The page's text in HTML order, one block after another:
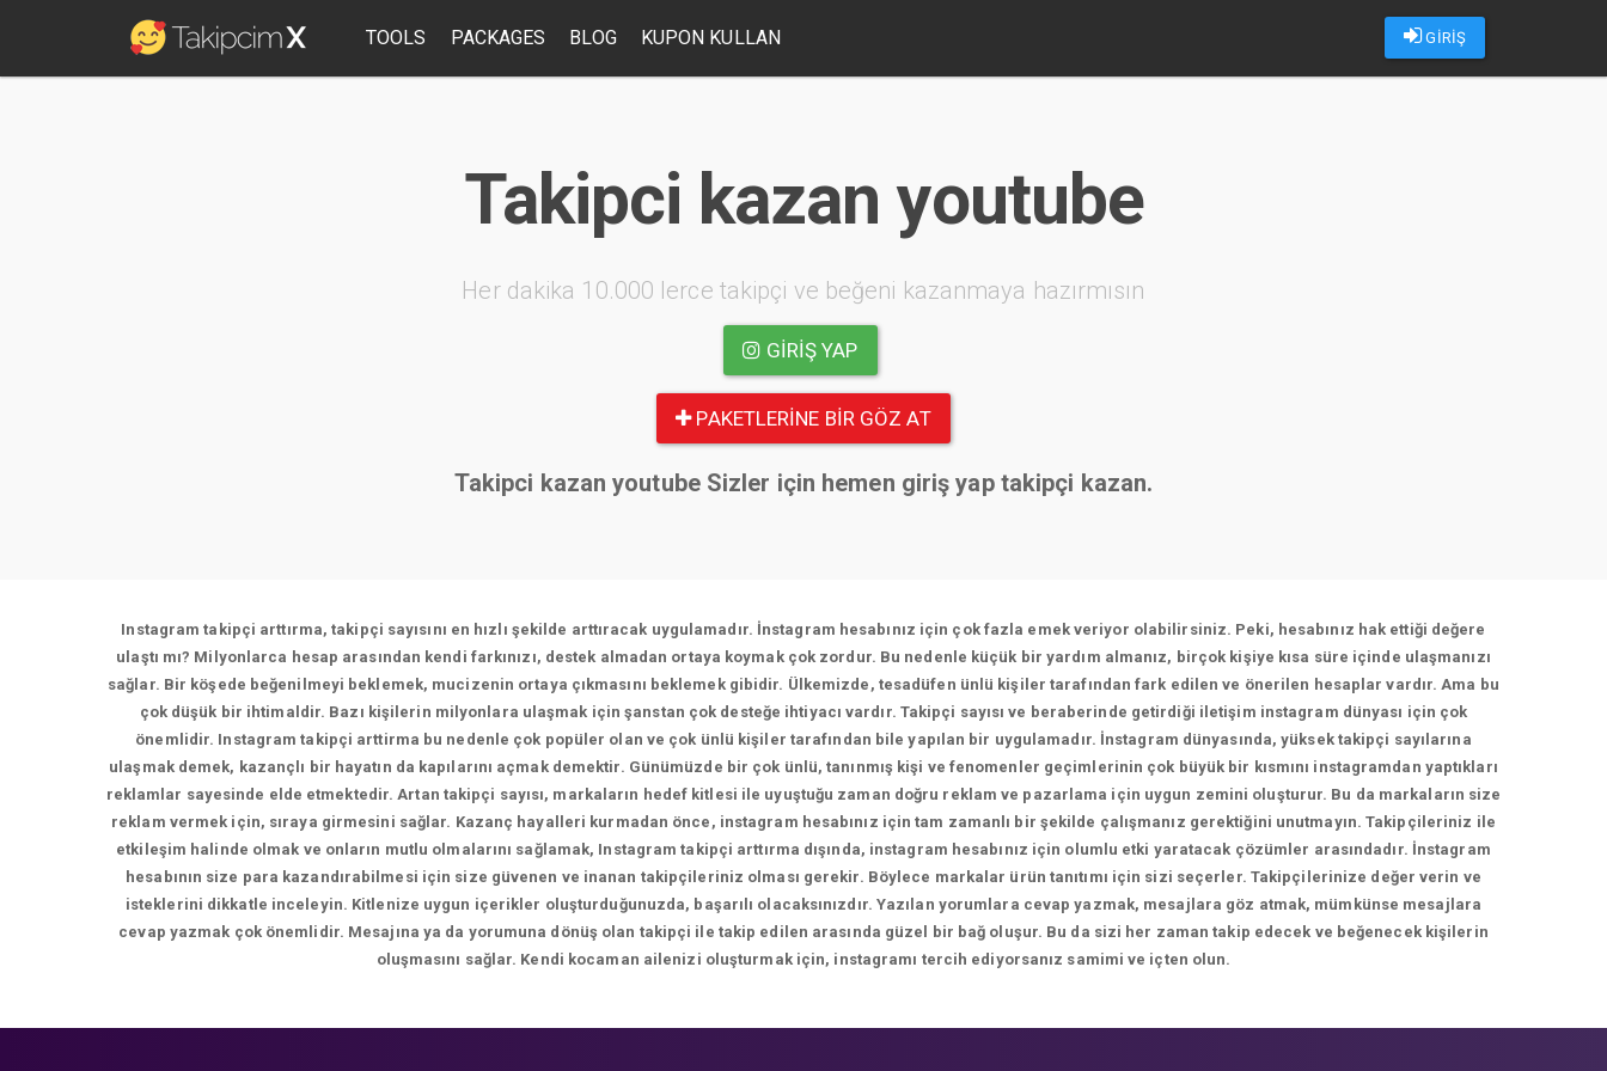
GİRİŞ
TOOLS PACKAGES BLOG KUPON KULLAN
Takipci kazan youtube
Her dakika 10.000 lerce takipçi ve beğeni kazanmaya hazırmısın
GIRIŞ YAP
PAKETLERINE BIR GÖZ AT
Takipci kazan youtube Sizler için hemen giriş yap takipçi kazan.
Instagram takipçi arttırma, takipçi sayısını en hızlı şekilde arttıracak uygulamadır. İnstagram hesabınız için çok fazla emek veriyor olabilirsiniz. Peki, hesabınız hak ettiği değere
ulaştı mı? Milyonlarca hesap arasından kendi farkınızı, destek almadan ortaya koymak çok zordur. Bu nedenle küçük bir yardım almanız, birçok kişiye kısa süre içinde ulaşmanızı
sağlar. Bir köşede beğenilmeyi beklemek, mucizenin ortaya çıkmasını beklemek gibidir. Ülkemizde, tesadüfen ünlü kişiler tarafından fark edilen ve önerilen hesaplar vardır. Ama bu
çok düşük bir ihtimaldir. Bazı kişilerin milyonlara ulaşmak için şanstan çok desteğe ihtiyacı vardır. Takipçi sayısı ve beraberinde getirdiği iletişim instagram dünyası için çok
önemlidir. Instagram takipçi arttirma bu nedenle çok popüler olan ve çok ünlü kişiler tarafından bile yapılan bir uygulamadır. İnstagram dünyasında, yüksek takipçi sayılarına
ulaşmak demek, kazançlı bir hayatın da kapılarını açmak demektir. Günümüzde bir çok ünlü, tanınmış kişi ve fenomenler geçimlerinin çok büyük bir kısmını instagramdan yaptıkları
reklamlar sayesinde elde etmektedir. Artan takipçi sayısı, markaların hedef kitlesi ile uyuştuğu zaman doğru reklam ve pazarlama için uygun zemini oluşturur. Bu da markaların size
reklam vermek için, sıraya girmesini sağlar. Kazanç hayalleri kurmadan önce, instagram hesabınız için tam zamanlı bir şekilde çalışmanız gerektiğini unutmayın. Takipçileriniz ile
etkileşim halinde olmak ve onların mutlu olmalarını sağlamak, Instagram takipçi arttırma dışında, instagram hesabınız için olumlu etki yaratacak çözümler arasındadır. İnstagram
hesabının size para kazandırabilmesi için size güvenen ve inanan takipçileriniz olması gerekir. Böylece markalar ürün tanıtımı için sizi seçerler. Takipçilerinize değer verin ve
isteklerini dikkatle inceleyin. Kitlenize uygun içerikler oluşturduğunuzda, başarılı olacaksınızdır. Yazılan yorumlara cevap yazmak, mesajlara göz atmak, mümkünse mesajlara
cevap yazmak çok önemlidir. Mesajına ya da yorumuna dönüş olan takipçi ile takip edilen arasında güzel bir bağ oluşur. Bu da sizi her zaman takip edecek ve beğenecek kişilerin
oluşmasını sağlar. Kendi kocaman ailenizi oluşturmak için, instagramı tercih ediyorsanız samimi ve içten olun.